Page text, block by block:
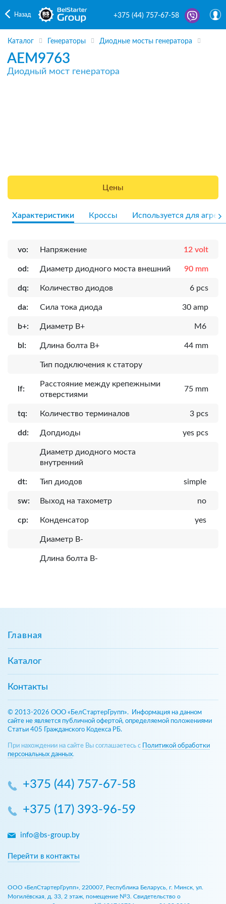
Назад +375 (44) 757-67-58
Каталог Генераторы Диодные мосты генератора
AEM9763
Диодный мост генератора
Цены
Характеристики Кроссы Используется для
vo: Напряжение 12 volt
od: Диаметр диодного моста внешний 90 mm
dq: Количество диодов 6 pcs
da: Сила тока диода 30 amp
b+: Диаметр B+ M6
bl: Длина болта B+ 44 mm
Тип подключения к статору
lf:
Расcтояние между крепежными
отверстиями
75 mm
tq: Количество терминалов 3 pcs
dd: Допдиоды yes pcs
Диаметр диодного моста
внутренний
dt: Тип диодов simple
sw: Выход на тахометр no
cp: Конденсатор yes
Диаметр B-
Длина болта B-
Главная
Каталог
Контакты
© 2013-2026 ООО «БелСтартерГрупп». Информация на данном
сайте не является публичной офертой, определяемой положениями
Статьи 405 Гражданского Кодекса РБ.
При нахождении на сайте Вы соглашаетесь с
Политикой обработки
персональных данных.
+375 (44) 757-67-58
+375 (17) 393-96-59
info@bs-group.by
Перейти в контакты
ООО «БелСтартерГрупп», 220007, Республика Беларусь, г. Минск, ул.
Могилёвская, д. 33, 2 этаж, помещение №3. Свидетельство о